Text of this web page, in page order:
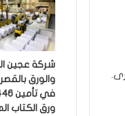
شركة عجين
والورق
ورق الكتاب